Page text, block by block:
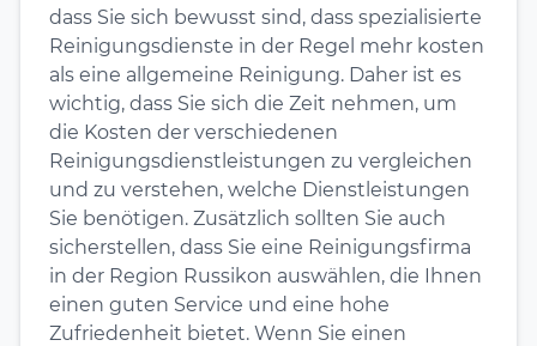
dass Sie sich bewusst sind, dass spezialisierte
Reinigungsdienste in der Regel mehr kosten
als eine allgemeine Reinigung. Daher ist es
wichtig, dass Sie sich die Zeit nehmen, um
die Kosten der verschiedenen
Reinigungsdienstleistungen zu vergleichen
und zu verstehen, welche Dienstleistungen
Sie benötigen. Zusätzlich sollten Sie auch
sicherstellen, dass Sie eine Reinigungsfirma
in der Region Russikon auswählen, die Ihnen
einen guten Service und eine hohe
Zufriedenheit bietet. Wenn Sie einen